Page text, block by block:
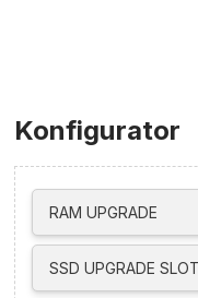
max. externe
3x 3840x2160
Maximale
• 1x 7680x4320
• 1x 7680x4320
Netzwerk/
integrierte 5.0MP
Konfigurator
RAM UPGRADE
SSD UPGRADE